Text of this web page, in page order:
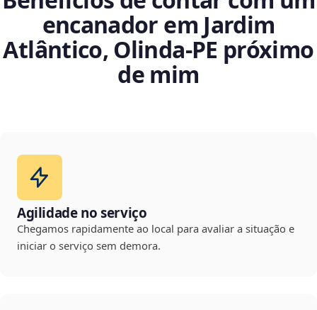
encanador em Jardim
Atlântico, Olinda‑PE próximo
de mim
Agilidade no serviço
Chegamos rapidamente ao local para avaliar a situação e
iniciar o serviço sem demora.